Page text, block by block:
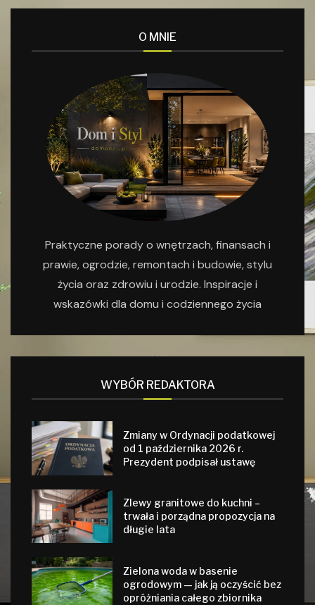
O MNIE
Praktyczne porady o wnętrzach, finansach i
prawie, ogrodzie, remontach i budowie, stylu
życia oraz zdrowiu i urodzie. Inspiracje i
wskazówki dla domu i codziennego życia
WYBÓR REDAKTORA
Zmiany w Ordynacji podatkowej
od 1 października 2026 r.
Prezydent podpisał ustawę
Zlewy granitowe do kuchni –
trwała i porządna propozycja na
długie lata
Zielona woda w basenie
ogrodowym — jak ją oczyścić bez
opróżniania całego zbiornika